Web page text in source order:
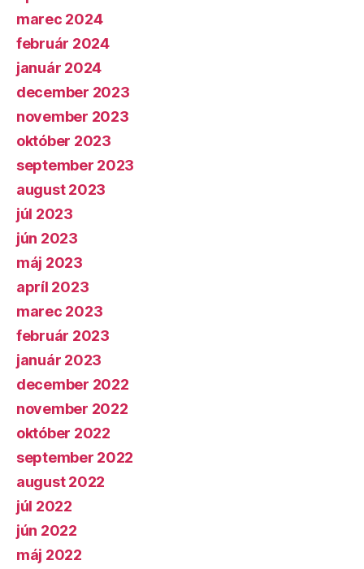
marec 2024
február 2024
január 2024
december 2023
november 2023
október 2023
september 2023
august 2023
júl 2023
jún 2023
máj 2023
apríl 2023
marec 2023
február 2023
január 2023
december 2022
november 2022
október 2022
september 2022
august 2022
júl 2022
jún 2022
máj 2022